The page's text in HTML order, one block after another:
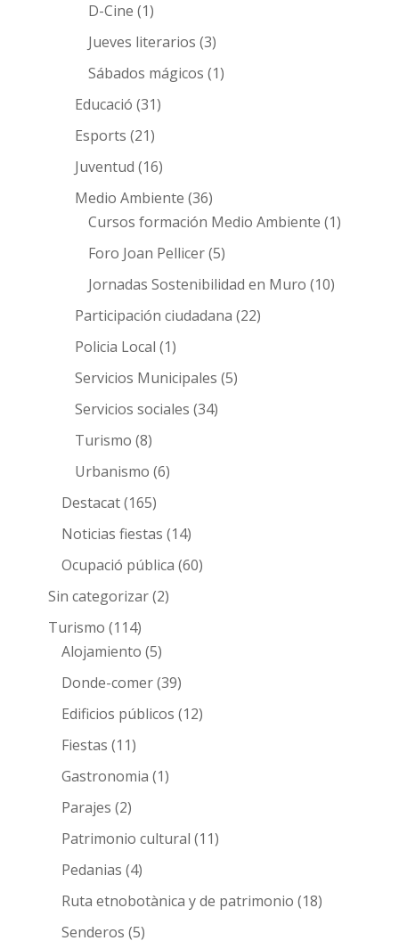
D-Cine (1)
Jueves literarios (3)
Sábados mágicos (1)
Educació (31)
Esports (21)
Juventud (16)
Medio Ambiente (36)
Cursos formación Medio Ambiente (1)
Foro Joan Pellicer(5)
Jornadas Sostenibilidad en Muro (10)
Participación ciudadana (22)
Policia Local (1)
Servicios Municipales (5)
Servicios sociales (34)
Turismo (8)
Urbanismo (6)
Destacat(165)
Noticias fiestas (14)
Ocupació pública (60)
Sin categorizar(2)
Turismo (114)
Alojamiento (5)
Donde-comer(39)
Edificios públicos (12)
Fiestas (11)
Gastronomia (1)
Parajes (2)
Patrimonio cultural (11)
Pedanias (4)
Ruta etnobotànica y de patrimonio (18)
Senderos (5)